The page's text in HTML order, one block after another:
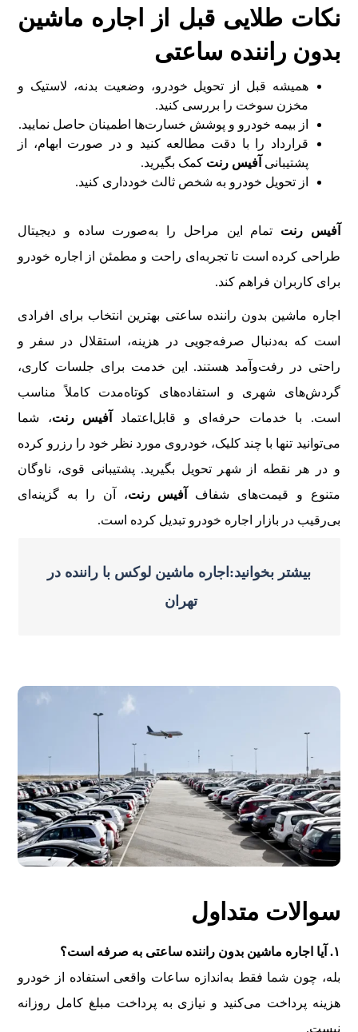
نکات طلایی قبل از اجاره ماشین
بدون راننده ساعتی
همیشه قبل از تحویل خودرو، وضعیت بدنه، لاستیک و
مخزن سوخت را بررسی کنید.
از بیمه خودرو و پوشش خسارت‌ها اطمینان حاصل نمایید.
قرارداد را با دقت مطالعه کنید و در صورت ابهام، از
پشتیبانی آفیس رنت کمک بگیرید.
از تحویل خودرو به شخص ثالث خودداری کنید.
آفیس رنت تمام این مراحل را به‌صورت ساده و دیجیتال
طراحی کرده است تا تجربه‌ای راحت و مطمئن از اجاره خودرو
برای کاربران فراهم کند.
اجاره ماشین بدون راننده ساعتی بهترین انتخاب برای افرادی
است که به‌دنبال صرفه‌جویی در هزینه، استقلال در سفر و
راحتی در رفت‌وآمد هستند. این خدمت برای جلسات کاری،
گردش‌های شهری و استفاده‌های کوتاه‌مدت کاملاً مناسب
است. با خدمات حرفه‌ای و قابل‌اعتماد
آفیس رنت، شما
می‌توانید تنها با چند کلیک، خودروی مورد نظر خود را رزرو کرده
و در هر نقطه از شهر تحویل بگیرید. پشتیبانی قوی، ناوگان
متنوع و قیمت‌های شفاف
آفیس رنت، آن را به گزینه‌ای
بی‌رقیب در بازار اجاره خودرو تبدیل کرده است.
بیشتر بخوانید:اجاره ماشین لوکس با راننده در
تهران
سوالات متداول
۱. آیا اجاره ماشین بدون راننده ساعتی به صرفه است؟
بله، چون شما فقط به‌اندازه ساعات واقعی استفاده از خودرو
هزینه پرداخت می‌کنید و نیازی به پرداخت مبلغ کامل روزانه
نیست.